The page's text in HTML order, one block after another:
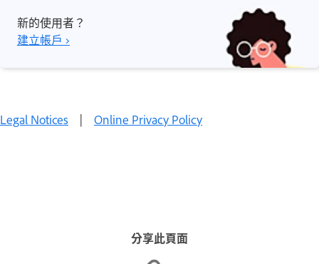
新的使用者？
建立帳戶 ›
Legal Notices | Online Privacy Policy
分享此頁面